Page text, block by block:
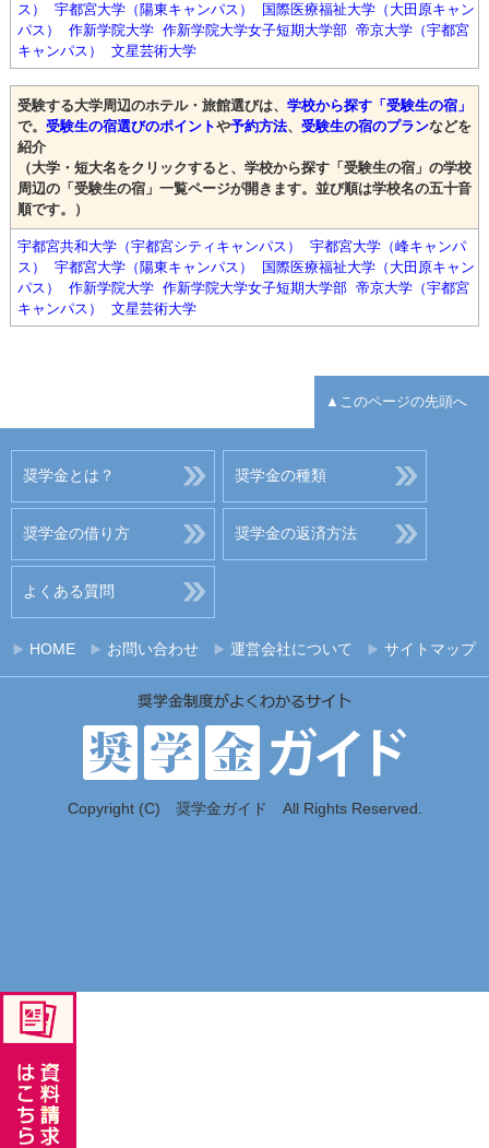
ス）
宇都宮大学（陽東キャンパス）
国際医療福祉大学（大田原キャン
パス）
作新学院大学 作新学院大学女子短期大学部 帝京大学（宇都宮
キャンパス）
文星芸術大学
受験する大学周辺のホテル・旅館選びは、 学校から探す「受験生の宿」
で。 受験生の宿選びのポイントや予約方法、 受験生の宿のプランなどを
紹介
（大学・短大名をクリックすると、学校から探す「受験生の宿」の学校
周辺の「受験生の宿」一覧ページが開きます。並び順は学校名の五十音
順です。）
宇都宮共和大学（宇都宮シティキャンパス）
宇都宮大学（峰キャンパ
ス）
宇都宮大学（陽東キャンパス）
国際医療福祉大学（大田原キャン
パス）
作新学院大学 作新学院大学女子短期大学部 帝京大学（宇都宮
キャンパス）
文星芸術大学
▲このページの先頭へ
奨学金とは？ 奨学金の種類
奨学金の借り方 奨学金の返済方法
よくある質問
HOME お問い合わせ 運営会社について サイトマップ
Copyright (C) 奨学金ガイド All Rights Reserved.